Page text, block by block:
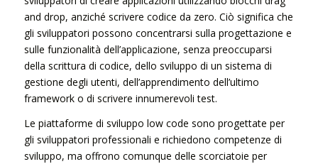
and drop, anziché scrivere codice da zero. Ciò significa che
gli sviluppatori possono concentrarsi sulla progettazione e
sulle funzionalità dell’applicazione, senza preoccuparsi
della scrittura di codice, dello sviluppo di un sistema di
gestione degli utenti, dell’apprendimento dell’ultimo
framework o di scrivere innumerevoli test.
Le piattaforme di sviluppo low code sono progettate per
gli sviluppatori professionali e richiedono competenze di
sviluppo, ma offrono comunque delle scorciatoie per